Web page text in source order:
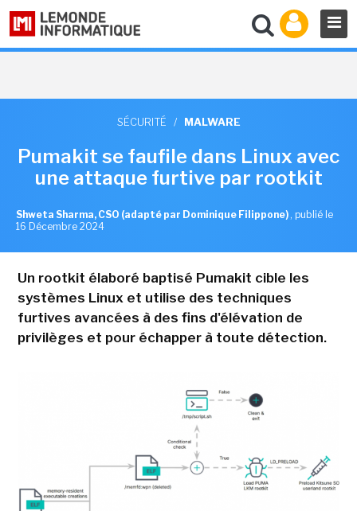
SÉCURITÉ / MALWARE
Pumakit se faufile dans Linux avec
une attaque furtive par rootkit
Shweta Sharma, CSO (adapté par Dominique Filippone) , publié le
16 Décembre 2024
Un rootkit élaboré baptisé Pumakit cible les
systèmes Linux et utilise des techniques
furtives avancées à des fins d'élévation de
privilèges et pour échapper à toute détection.